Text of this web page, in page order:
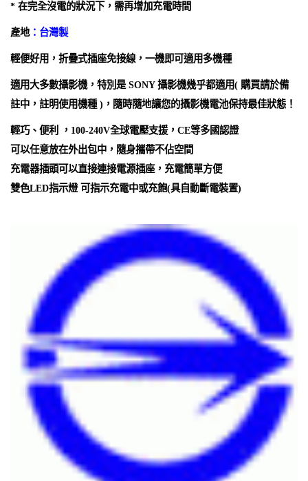
* 在完全沒電的狀況下，需再增加充電時間
產地：台灣製
輕便好用，折疊式插座免接線，一機即可適用多機種
適用大多數攝影機， 特別是 SONY 攝影機幾乎都適用( 購買請於備
註中，註明使用機種 )，隨時隨地讓您的攝影機電池保持最佳狀態！
輕巧、便利 ，100-240V全球電壓支援，CE等多國認證
可以任意放在外出包中，隨身攜帶不佔空間
充電器插頭可以直接連接電源插座，充電簡單方便
雙色LED指示燈 可指示充電中或充飽(具自動斷電裝置)